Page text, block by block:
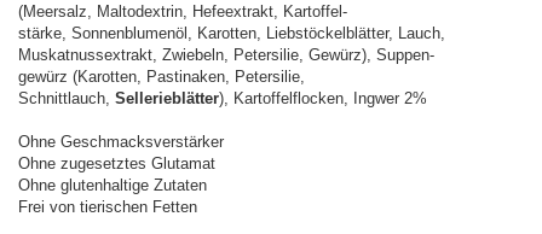
(Meersalz, Maltodextrin, Hefeextrakt, Kartoffel-
stärke, Sonnenblumenöl, Karotten, Liebstöckelblätter, Lauch,
Muskatnussextrakt, Zwiebeln, Petersilie, Gewürz), Suppen-
gewürz (Karotten, Pastinaken, Petersilie,
Schnittlauch, Sellerieblätter), Kartoffelflocken, Ingwer 2%
Ohne Geschmacksverstärker
Ohne zugesetztes Glutamat
Ohne glutenhaltige Zutaten
Frei von tierischen Fetten